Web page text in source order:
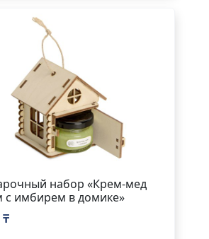
набор «Крем-мед
с имбирем в домике»
₸